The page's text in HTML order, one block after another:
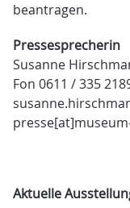
beantragen.
Pressesprecherin
Susanne
Fon 0611 / 335
Aktuelle